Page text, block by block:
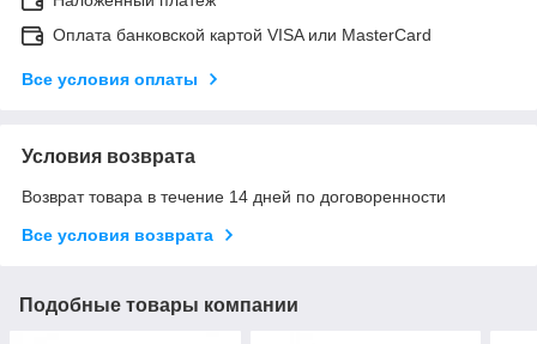
Оплата банковской картой VISA или MasterCard
Все условия оплаты
Условия возврата
Возврат товара в течение 14 дней по договоренности
Все условия возврата
Подобные товары компании